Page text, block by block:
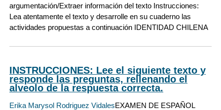
argumentación/Extraer información del texto Instrucciones:
Lea atentamente el texto y desarrolle en su cuaderno las
actividades propuestas a continuación IDENTIDAD CHILENA
INSTRUCCIONES: Lee el siguiente texto y
responde las preguntas, rellenando el
alveolo de la respuesta correcta.
Erika Marysol Rodriguez VidalesEXAMEN DE ESPAÑOL